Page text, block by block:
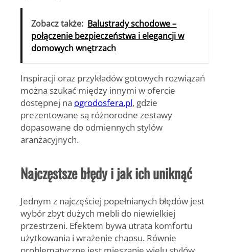
Zobacz także: Balustrady schodowe –
połączenie bezpieczeństwa i elegancji w
domowych wnętrzach
Inspiracji oraz przykładów gotowych rozwiązań
można szukać między innymi w ofercie
dostępnej na ogrodosfera.pl, gdzie
prezentowane są różnorodne zestawy
dopasowane do odmiennych stylów
aranżacyjnych.
Najczęstsze błędy i jak ich uniknąć
Jednym z najczęściej popełnianych błędów jest
wybór zbyt dużych mebli do niewielkiej
przestrzeni. Efektem bywa utrata komfortu
użytkowania i wrażenie chaosu. Równie